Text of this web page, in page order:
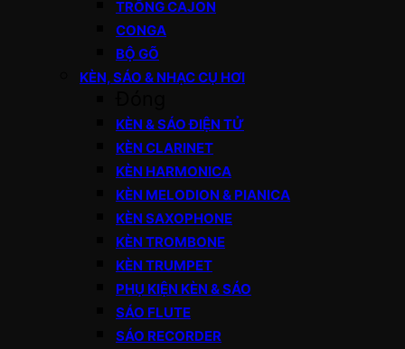
TRỐNG CAJON
CONGA
BỘ GÕ
KÈN, SÁO & NHẠC CỤ HƠI
KÈN & SÁO ĐIỆN TỬ
KÈN CLARINET
KÈN HARMONICA
KÈN MELODION & PIANICA
KÈN SAXOPHONE
KÈN TROMBONE
KÈN TRUMPET
PHỤ KIỆN KÈN & SÁO
SÁO FLUTE
SÁO RECORDER